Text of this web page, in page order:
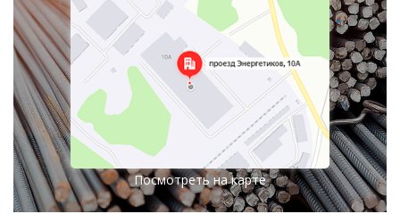
Посмотреть на карте